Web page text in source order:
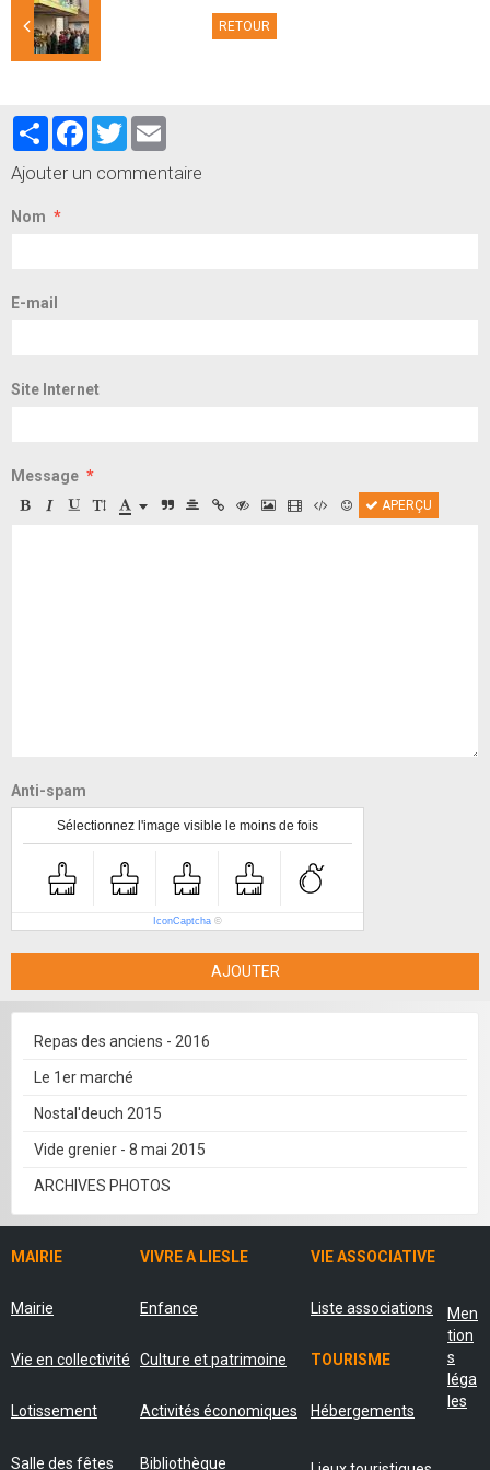
RETOUR
PartagerFacebook
Twitter
Ajouter un commentaire
Nom
E-mail
Site Internet
Message
APERÇU
Anti-spam
Sélectionnez l'image visible le moins de fois
IconCaptcha ©
AJOUTER
Repas des anciens - 2016
Le 1er marché
Nostal'deuch 2015
Vide grenier - 8 mai 2015
ARCHIVES PHOTOS
MAIRIE VIVRE A LIESLE VIE ASSOCIATIVE
Mairie Enfance Liste associations
Vie en collectivité Culture et patrimoine TOURISME
Lotissement Activités économiques Hébergements
Salle des fêtes Bibliothèque
Men
tion
s
léga
les